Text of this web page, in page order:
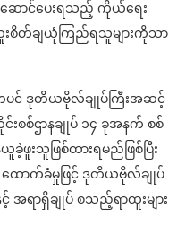
ပ်ဆောင်ပေးရသည့် ကိုယ်ရေး
ထူးစိတ်ချယုံကြည်ရသူများကိုသာ
င် ဒုတိယဗိုလ်ချုပ်ကြီးအဆင့်
းစစ်ဌာနချုပ် ၁၄ ခုအနက် စစ်
ဖူးသူဖြစ်ထားရမည်ဖြစ်ပြီး
၏ ထောက်ခံမှုဖြင့် ဒုတိယဗိုလ်ချုပ်
အရာရှိချုပ် စသည့်ရာထူးများ